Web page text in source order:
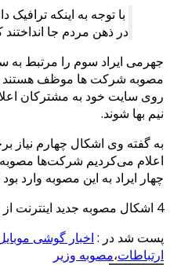
با توجه به اینکه
در ذهن مردم جا انداختند که
جهرمی ایراد سوم را مرتبط به
نیم بها شوند.
به گفته وی اشکال چهارم نیاز
اعلام می‌کردیم شرکت‌ها مصوبه
چهار ایراد به این مصوبه وارد
4 اشکال مصوبه جدید اینترنت از زبان وزیر ارتباطات
پست شد در : اخبار گوشی
ارتباطات،مصوبه وزیر